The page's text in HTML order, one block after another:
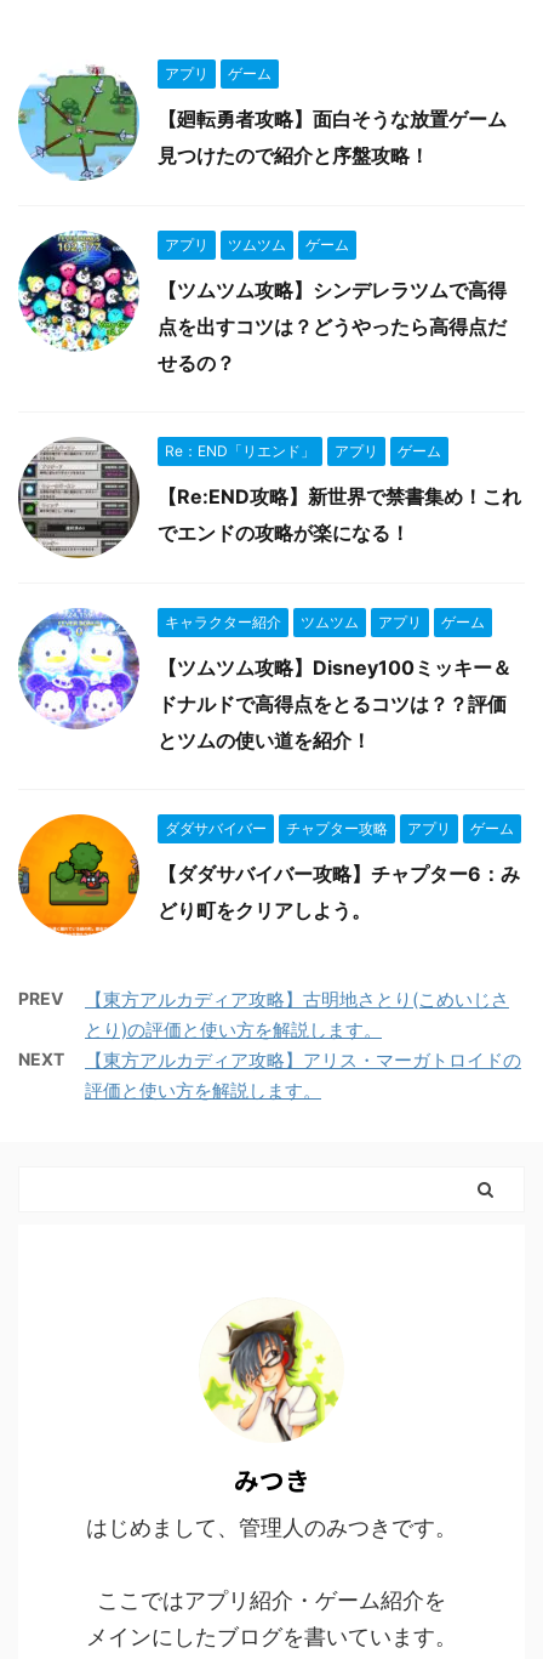
アプリ ゲーム
【廻転勇者攻略】面白そうな放置ゲーム
見つけたので紹介と序盤攻略！
アプリ ツムツム ゲーム
【ツムツム攻略】シンデレラツムで高得
点を出すコツは？どうやったら高得点だ
せるの？
Re：END「リエンド」 アプリ ゲーム
【Re:END攻略】新世界で禁書集め！これ
でエンドの攻略が楽になる！
キャラクター紹介 ツムツム アプリ ゲーム
【ツムツム攻略】Disney100ミッキー＆
ドナルドで高得点をとるコツは？？評価
とツムの使い道を紹介！
ダダサバイバー チャプター攻略 アプリ ゲーム
【ダダサバイバー攻略】チャプター6：み
どり町をクリアしよう。
PREV
【東方アルカディア攻略】古明地さとり(こめいじさ
とり)の評価と使い方を解説します。
NEXT
【東方アルカディア攻略】アリス・マーガトロイドの
評価と使い方を解説します。
みつき
はじめまして、管理人のみつきです。
ここではアプリ紹介・ゲーム紹介を
メインにしたブログを書いています。